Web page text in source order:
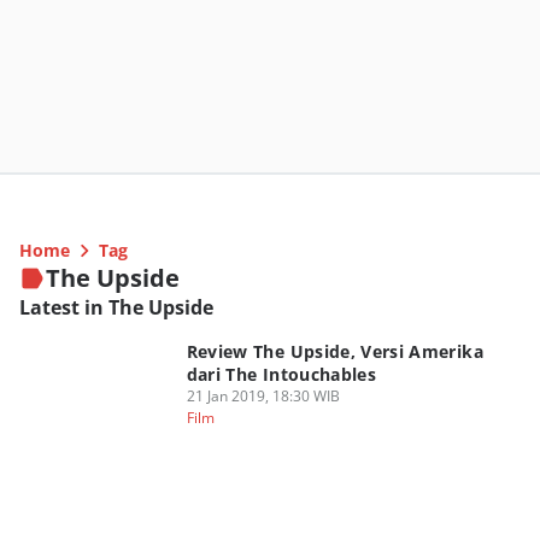
Home Tag
The Upside
Latest in The Upside
Review The Upside, Versi Amerika
dari The Intouchables
21 Jan 2019, 18:30 WIB
Film